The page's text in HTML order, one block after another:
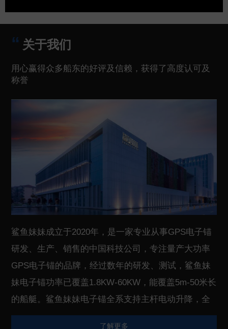
关于我们
用心赢得众多船东的好评及信赖，获得了高度认可及
称誉
鲨鱼妹妹成立于2020年，是一家专业从事GPS电子锚
研发、生产、销售的中国科技公司，专注量产大功率
GPS电子锚的品牌，经过数年的研发、测试，鲨鱼妹
妹电子锚功率已覆盖1.8KW-60KW，能覆盖5m-50米长
的船艇。鲨鱼妹妹电子锚全系支持主杆电动升降，全
系采用无刷电机，主杆采用碳纤维或者钛合金，具有
了解更多